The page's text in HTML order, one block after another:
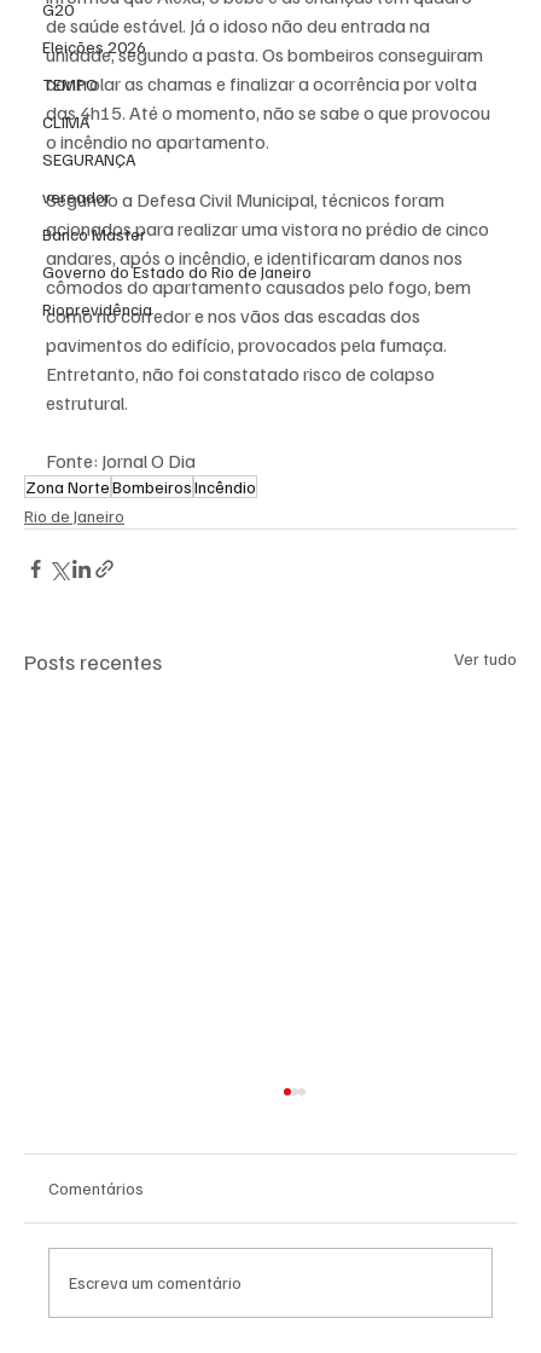
G20
Eleições 2026
TEMPO
CLIMA
SEGURANÇA
vereador
Banco Master
Governo do Estado do Rio de Janeiro
Rioprevidência
de saúde estável. Já o idoso não deu entrada na
unidade, segundo a pasta. Os bombeiros conseguiram
controlar as chamas e finalizar a ocorrência por volta
das 4h15. Até o momento, não se sabe o que provocou
o incêndio no apartamento.
Segundo a Defesa Civil Municipal, técnicos foram
acionados para realizar uma vistora no prédio de cinco
andares, após o incêndio, e identificaram danos nos
cômodos do apartamento causados pelo fogo, bem
como no corredor e nos vãos das escadas dos
pavimentos do edifício, provocados pela fumaça.
Entretanto, não foi constatado risco de colapso
estrutural.
Fonte: Jornal O Dia
Zona NorteBombeirosIncêndio
Rio de Janeiro
Posts recentes Ver tudo
Comentários
Escreva um comentário